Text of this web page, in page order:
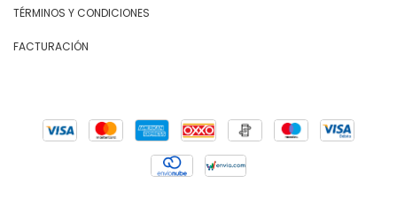
TÉRMINOS Y CONDICIONES
FACTURACIÓN